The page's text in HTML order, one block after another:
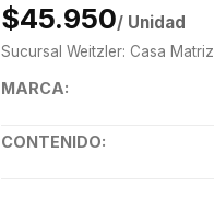
$45.950/ Unidad
Sucursal Weitzler: Casa Matriz
MARCA:
CONTENIDO: